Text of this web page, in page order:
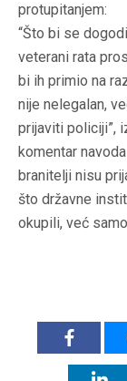
protupitanjem:
“Što bi se
veterani rata
bi ih primio na
nije nelegalan,
prijaviti policiji”,
komentar
branitelji nisu
što državne
okupili, već